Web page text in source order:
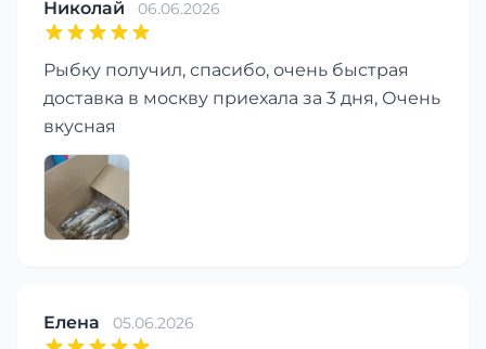
Николай 06.06.2026
Рыбку получил, спасибо, очень быстрая
доставка в москву приехала за 3 дня, Очень
вкусная
Елена 05.06.2026